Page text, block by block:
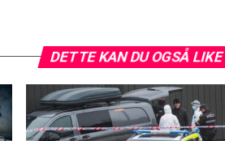
DETTE KAN DU OGSÅ LIKE